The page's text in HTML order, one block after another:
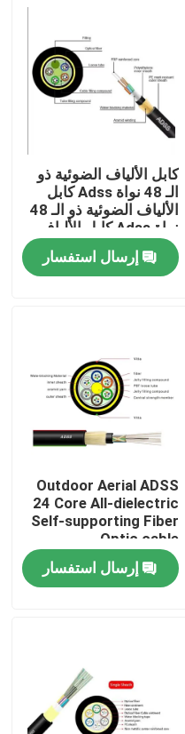
كابل الألياف الضوئية ذو
الـ 48 نواة Adss كابل
الألياف الضوئية ذو الـ 48
نواة Adss كابل الألياف
الضوئية ذو الـ 48 نواة
Adss كابل الألياف
الضوئية ذو الـ 48 نواة
إرسال استفسار
Outdoor Aerial ADSS
24 Core All-dielectric
Self-supporting Fiber
Optic cable
إرسال استفسار